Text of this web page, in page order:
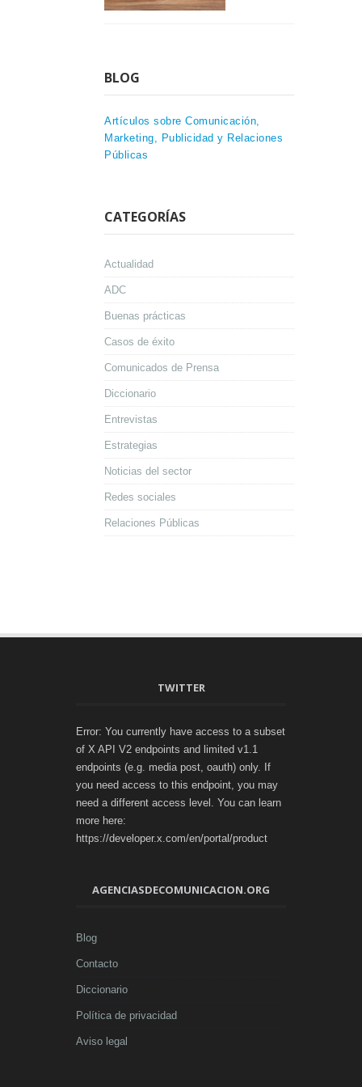
BLOG
Artículos sobre Comunicación,
Marketing, Publicidad y Relaciones
Públicas
CATEGORÍAS
Actualidad
ADC
Buenas prácticas
Casos de éxito
Comunicados de Prensa
Diccionario
Entrevistas
Estrategias
Noticias del sector
Redes sociales
Relaciones Públicas
TWITTER
Error: You currently have access to a subset
of X API V2 endpoints and limited v1.1
endpoints (e.g. media post, oauth) only. If
you need access to this endpoint, you may
need a different access level. You can learn
more here:
https://developer.x.com/en/portal/product
AGENCIASDECOMUNICACION.ORG
Blog
Contacto
Diccionario
Política de privacidad
Aviso legal